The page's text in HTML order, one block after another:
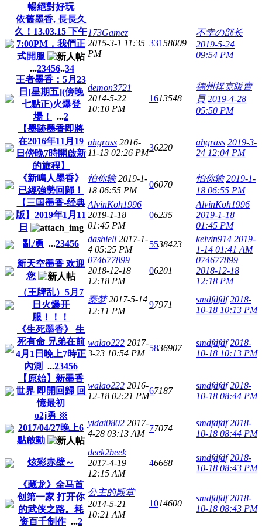
暢絕對好玩
依舊墨香, 長長久
久！13.03.15 下午
7:00PM，我們正
式開服
...23456..34
173Gamez
2015-3-1 11:35
PM
33158009
不幸の部长
2019-5-24
09:54 PM
王者墨香：5月23
日[星期五](傍晚
七點正)火爆登
場！
...2
demon3721
2014-5-22
10:10 PM
1613548
德州撲克販賣
員 2019-4-28
05:50 PM
【墨跡墨香即將
在2016年11月19
日傍晚7時開啟新
的旅程】
ahgrass 2016-
11-13 02:26 PM
36220
ahgrass 2019-3-
24 12:04 PM
《新鳴人墨香》
已經強勢回歸！
怕你输 2019-1-
18 06:55 PM
06070
怕你输 2019-1-
18 06:55 PM
【三国墨香-经典
版】2019年1月11
日
AlvinKoh1996
2019-1-18
01:45 PM
06235
AlvinKoh1996
2019-1-18
01:45 PM
亂/勇 ...23456 dashiell 2017-1-
4 05:25 PM
5538423
kelvin914 2019-
1-14 01:41 AM
新天空墨香 欢迎
您
074677899
2018-12-18
12:18 PM
06201
074677899
2018-12-18
12:18 PM
（王牌乱）5月7
日火爆开
服！！！
秦梦 2017-5-14
12:11 PM
97971
smdfdfdf 2018-
10-18 10:13 PM
《生死墨香》 生
死有命 兄弟在前
4月1日晚上7時正
內測
...23456
walao222 2017-
3-23 10:54 PM
5836907
smdfdfdf 2018-
10-18 10:13 PM
【原始】新墨香
世界 即開回歸 回
憶最初
walao222 2016-
12-18 02:21 PM
67187
smdfdfdf 2018-
10-18 08:44 PM
o2j勇 ※
2017/04/27晚上6
點啟動
yidai0802 2017-
4-28 03:13 AM
77074
smdfdfdf 2018-
10-18 08:44 PM
炫彩赤壁～
deek2beek
2017-4-19
12:15 AM
46668
smdfdfdf 2018-
10-18 08:43 PM
《藏龙》全马首
创第一家 打开你
的武侠之路。耗
资百千制作 ...2
公主的殿堂
2014-5-21
10:21 AM
1014600
smdfdfdf 2018-
10-18 08:43 PM